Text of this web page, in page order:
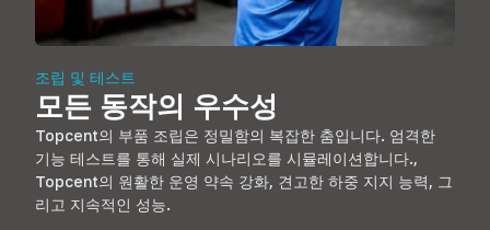
조립 및 테스트
모든 동작의 우수성
Topcent의 부품 조립은 정밀함의 복잡한 춤입니다. 엄격한
기능 테스트를 통해 실제 시나리오를 시뮬레이션합니다.,
Topcent의 원활한 운영 약속 강화, 견고한 하중 지지 능력, 그
리고 지속적인 성능.